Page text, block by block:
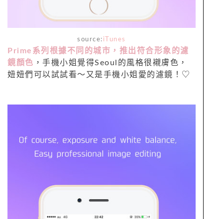
source: iTunes
Prime系列根據不同的城市，推出符合形象的濾
鏡顏色 ，手機小姐覺得Seoul的風格很襯膚色，
妞妞們可以試試看～又是手機小姐愛的濾鏡！♡